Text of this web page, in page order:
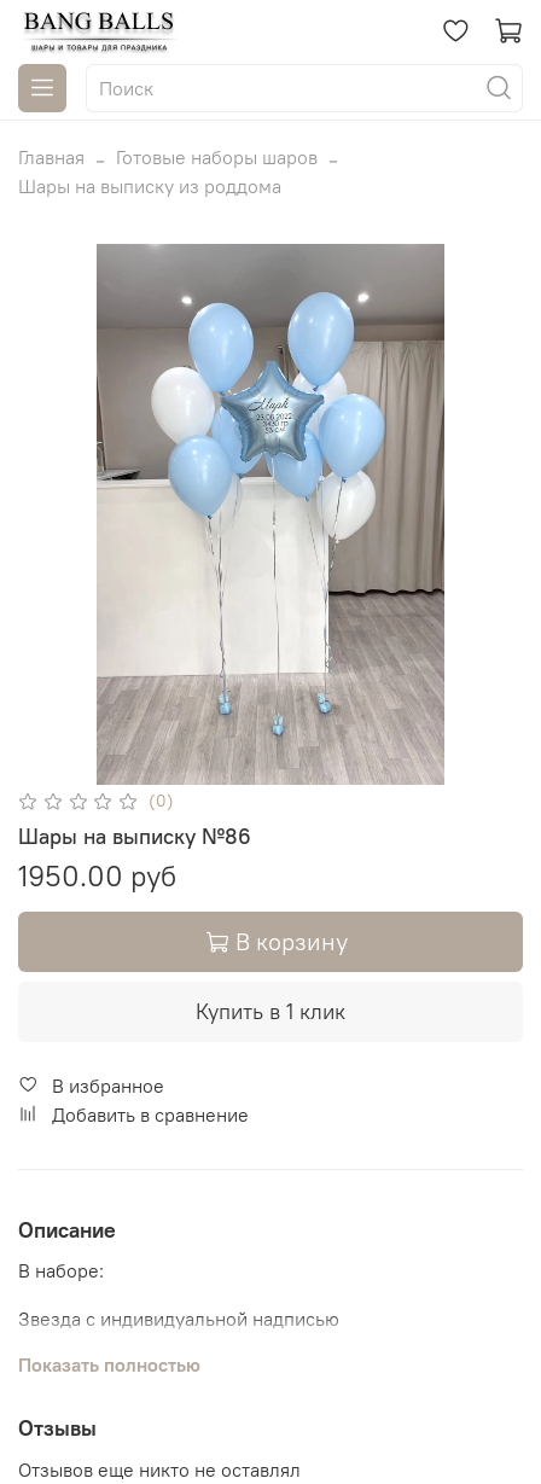
Главная
Готовые наборы шаров
Шары на выписку из роддома
(0)
Шары на выписку №86
1950.00 руб
В корзину
Купить в 1 клик
В избранное
Добавить в сравнение
Описание
В наборе:
Звезда с индивидуальной надписью
2 связки по 5 классических шариков
Показать полностью
Отзывы
Отзывов еще никто не оставлял